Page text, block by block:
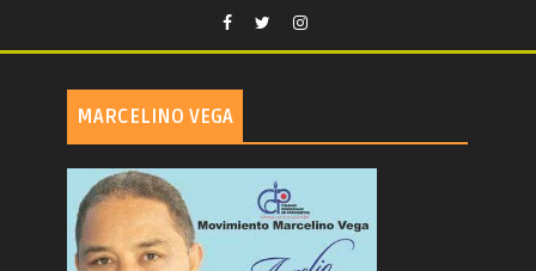
MARCELINO VEGA